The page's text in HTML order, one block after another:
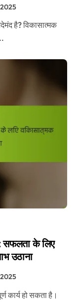
सफलता के लिए
उठाना